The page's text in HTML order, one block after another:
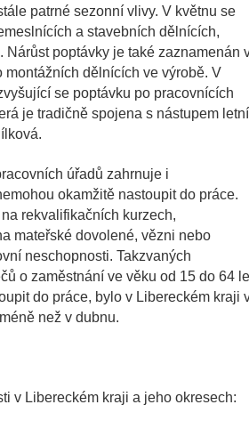
patrné sezonní vlivy. V květnu se
a stavebních dělnících,
Nárůst poptávky je také zaznamenán
montážních dělnících ve výrobě. V
se poptávku po pracovnících
je tradičně spojena s nástupem letní
úřadů zahrnuje i
okamžitě nastoupit do práce.
rekvalifikačních kurzech,
mateřské dovolené, vězni nebo
neschopnosti. Takzvaných
o zaměstnání ve věku od 15 do 64
do práce, bylo v Libereckém kraji
než v dubnu.
v Libereckém kraji a jeho okresech: